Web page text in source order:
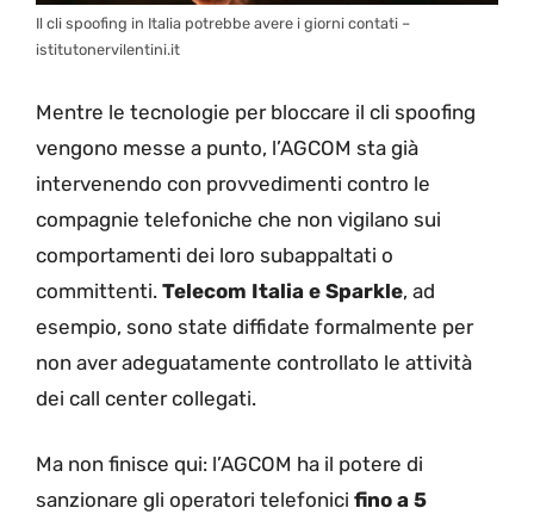
Il cli spoofing in Italia potrebbe avere i giorni contati –
istitutonervilentini.it
Mentre le tecnologie per bloccare il cli spoofing
vengono messe a punto, l’AGCOM sta già
intervenendo con provvedimenti contro le
compagnie telefoniche che non vigilano sui
comportamenti dei loro subappaltati o
committenti. Telecom Italia e Sparkle, ad
esempio, sono state diffidate formalmente per
non aver adeguatamente controllato le attività
dei call center collegati.
Ma non finisce qui: l’AGCOM ha il potere di
sanzionare gli operatori telefonici fino a 5